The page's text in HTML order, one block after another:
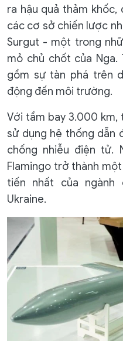
ra hậu quả thảm
các cơ sở chiến lược
Surgut - một trong
mỏ chủ chốt của
gồm sự tàn phá trên
động đến môi trường.
Với tầm bay 3.000 km,
sử dụng hệ thống dẫn
chống nhiễu điện tử.
Flamingo trở thành
tiến nhất của ngành
Ukraine.